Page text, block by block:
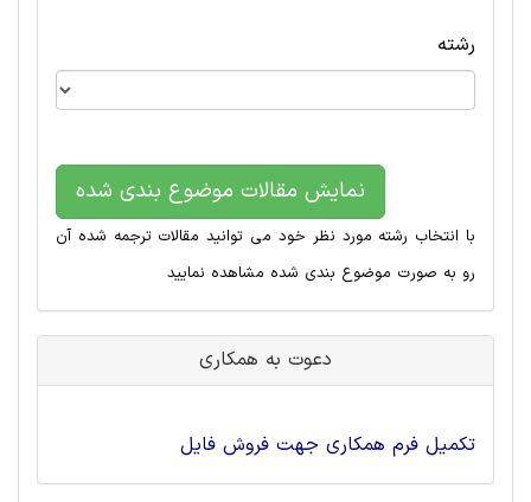
رشته
نمایش مقالات موضوع بندی شده
با انتخاب رشته مورد نظر خود می توانید مقالات ترجمه شده آن
رو به صورت موضوع بندی شده مشاهده نمایید
دعوت به همکاری
تکمیل فرم همکاری جهت فروش فایل